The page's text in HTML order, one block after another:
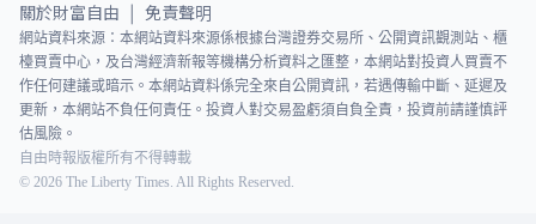
關於財富自由 免責聲明
網站資料來源：本網站資料來源係根據台灣證券交易所、公開資訊觀測站、櫃
檯買賣中心，及台灣經濟新報等機構分析資料之匯整，本網站對投資人買賣不
作任何建議或暗示。本網站資料係完全來自公開資訊，若遇傳輸中斷、延遲及
更新，本網站不負任何責任。投資人對交易盈虧須自負全責，投資前請謹慎評
估風險。
自由時報版權所有不得轉載
© 2026 The Liberty Times. All Rights Reserved.